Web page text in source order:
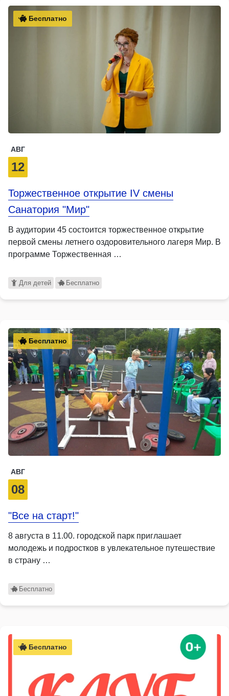
Бесплатно
АВГ
12
Торжественное открытие IV смены
Санатория "Мир"
В аудитории 45 состоится торжественное открытие
первой смены летнего оздоровительного лагеря Мир. В
программе Торжественная …
Для детей Бесплатно
Бесплатно
АВГ
08
"Все на старт!"
8 августа в 11.00. городской парк приглашает
молодежь и подростков в увлекательное путешествие
в страну …
Бесплатно
Бесплатно